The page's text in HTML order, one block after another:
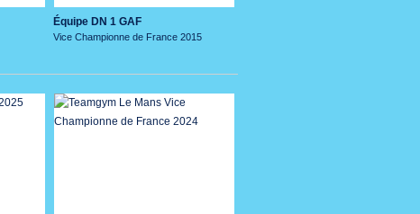
Équipe DN 1 GAF
Vice Championne de France 2015